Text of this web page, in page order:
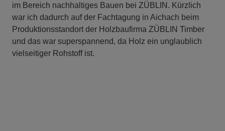
im Bereich nachhaltiges Bauen bei ZÜBLIN. Kürzlich
war ich dadurch auf der Fachtagung in Aichach beim
Produktionsstandort der Holzbaufirma ZÜBLIN Timber
und das war superspannend, da Holz ein unglaublich
vielseitiger Rohstoff ist.